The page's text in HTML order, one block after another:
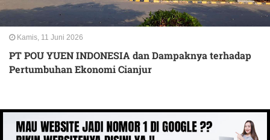
Kamis, 11 Juni 2026
PT POU YUEN INDONESIA dan Dampaknya terhadap
Pertumbuhan Ekonomi Cianjur